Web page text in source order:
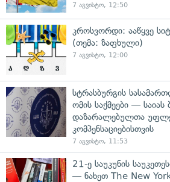
7 აგვისტო, 12:50
კროსვორდი: ააწყვე
(თემა: ზაფხული)
7 აგვისტო, 12:00
სტრასბურგის
ომის საქმეები —
დაზარალებულთა
კომპენსაციებისთვის
7 აგვისტო, 11:53
21-ე საუკუნის
— ნახეთ The New